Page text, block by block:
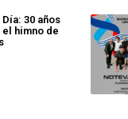
30 años
el himno de